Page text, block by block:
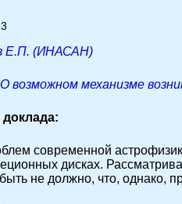
Е.П. (ИНАСАН)
возможном механизме
доклада:
современной
дисках.
не должно, что, однако,